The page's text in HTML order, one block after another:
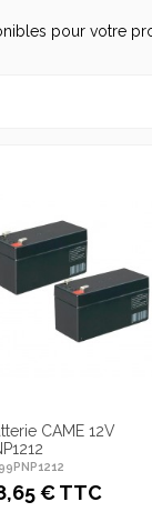
pour votre
CAME 12V
€ TTC